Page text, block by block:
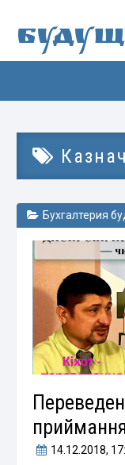
Бухгалтерия
14.12.2018,